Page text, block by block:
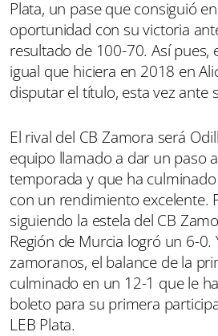
Plata, un pase que consiguió
oportunidad con su victoria
resultado de 100-70. Así pues,
igual que hiciera en 2018 en
disputar el título, esta vez ante
El rival del CB Zamora será
equipo llamado a dar un paso
temporada y que ha
con un rendimiento excelente.
siguiendo la estela del CB
Región de Murcia logró un 6-0.
zamoranos, el balance de la
culminado en un 12-1 que le
boleto para su primera
LEB Plata.